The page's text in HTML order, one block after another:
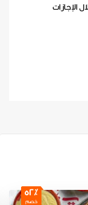
الإجازات
52٪
خصم